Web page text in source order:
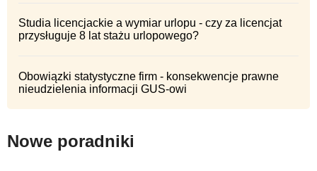
Studia licencjackie a wymiar urlopu - czy za licencjat
przysługuje 8 lat stażu urlopowego?
Obowiązki statystyczne firm - konsekwencje prawne
nieudzielenia informacji GUS-owi
Nowe poradniki